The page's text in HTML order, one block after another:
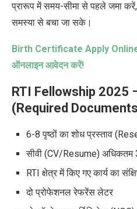
प्रारूप में समय-सीमा से पहले जमा करें,
समस्या से बचा जा सके।
Birth Certificate Apply
ऑनलाइन आवेदन करें!
RTI Fellowship 2025
(Required
6-8 पृष्ठों का शोध प्रस्ताव
सीवी (CV/Resume) अधिकतम
RTI क्षेत्र में किए गए कार्य का
दो प्रोफेशनल रेफरेंस लेटर